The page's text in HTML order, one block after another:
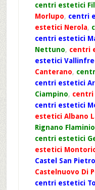
centri estetici
Morlupo, centri
estetici Nerola,
centri estetici
Nettuno, centri
estetici
Canterano,
centri estetici
Ciampino, centri
centri estetici
estetici Albano
Rignano Flaminio
centri estetici
estetici
Castel San
Castelnuovo Di
centri estetici